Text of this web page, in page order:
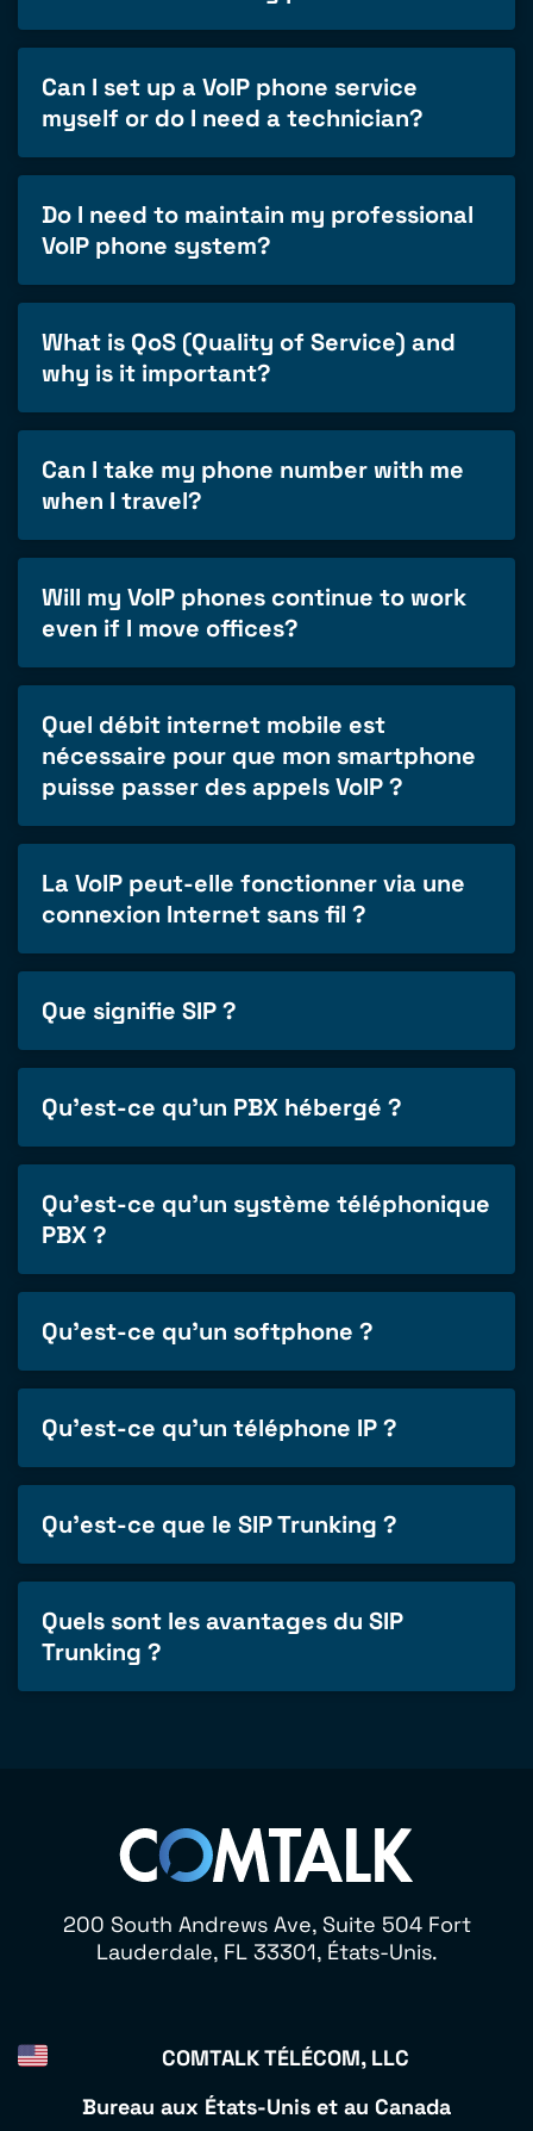
Can I set up a VoIP phone service
myself or do I need a technician?
Do I need to maintain my professional
VoIP phone system?
What is QoS (Quality of Service) and
why is it important?
Can I take my phone number with me
when I travel?
Will my VoIP phones continue to work
even if I move offices?
Quel débit internet mobile est
nécessaire pour que mon smartphone
puisse passer des appels VoIP ?
La VoIP peut-elle fonctionner via une
connexion Internet sans fil ?
Que signifie SIP ?
Qu'est-ce qu'un PBX hébergé ?
Qu'est-ce qu'un système téléphonique
PBX ?
Qu'est-ce qu'un softphone ?
Qu'est-ce qu'un téléphone IP ?
Qu'est-ce que le SIP Trunking ?
Quels sont les avantages du SIP
Trunking ?
200 South Andrews Ave, Suite 504 Fort
Lauderdale, FL 33301, États-Unis.
COMTALK TÉLÉCOM, LLC
Bureau aux États-Unis et au Canada